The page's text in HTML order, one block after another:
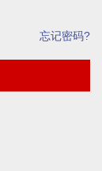
忘记密码?